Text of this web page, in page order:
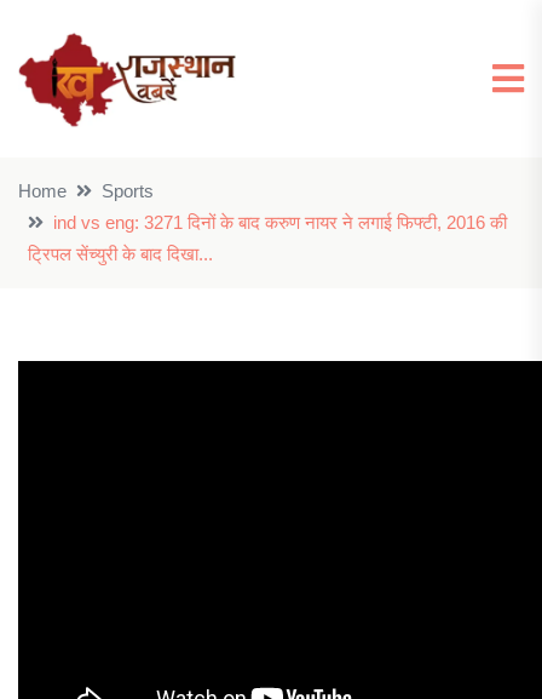
Home
Sports
ind vs eng: 3271 दिनों के बाद करुण नायर ने लगाई फिफ्टी, 2016 की
ट्रिपल सेंच्युरी के बाद दिखा...